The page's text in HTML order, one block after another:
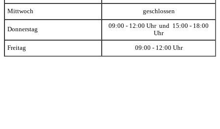
Mittwoch geschlossen
Donnerstag
09:00 - 12:00 Uhr und 15:00 - 18:00
Uhr
Freitag 09:00 - 12:00 Uhr